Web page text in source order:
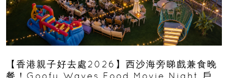
【香港親子好去處2026】西沙海旁睇戲兼食晚
餐！Goofy Waves Food Movie Night 戶